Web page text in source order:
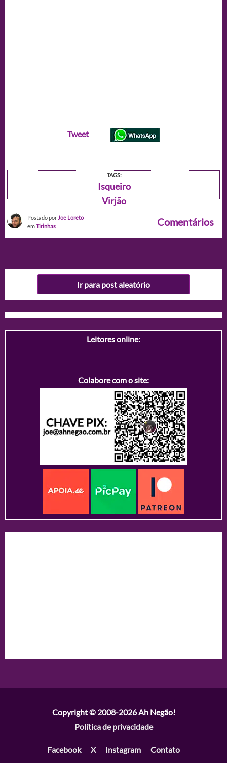
Tweet
TAGS:
Isqueiro
Virjão
Postado por Joe Loreto
emTirinhas Comentários
Ir para post aleatório
Leitores online:
Colabore com o site:
Copyright © 2008-2026Ah Negão!
Política de privacidade
Facebook X Instagram Contato